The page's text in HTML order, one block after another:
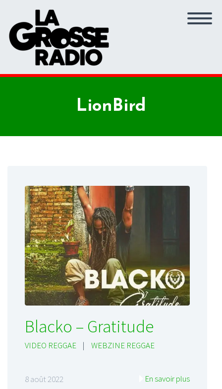
LionBird
Blacko – Gratitude
VIDEO REGGAE | WEBZINE REGGAE
8 août 2022 En savoir plus